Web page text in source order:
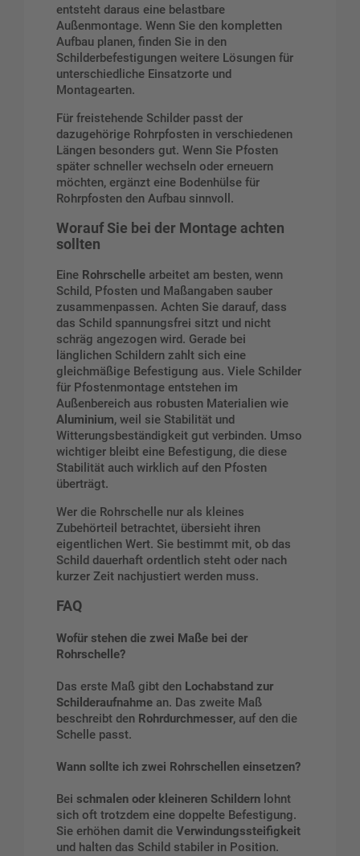
entsteht daraus eine belastbare
Außenmontage. Wenn Sie den kompletten
Aufbau planen, finden Sie in den
Schilderbefestigungen weitere Lösungen für
unterschiedliche Einsatzorte und
Montagearten.
Für freistehende Schilder passt der
dazugehörige Rohrpfosten in verschiedenen
Längen besonders gut. Wenn Sie Pfosten
später schneller wechseln oder erneuern
möchten, ergänzt eine Bodenhülse für
Rohrpfosten den Aufbau sinnvoll.
Worauf Sie bei der Montage achten
sollten
Eine Rohrschelle arbeitet am besten, wenn
Schild, Pfosten und Maßangaben sauber
zusammenpassen. Achten Sie darauf, dass
das Schild spannungsfrei sitzt und nicht
schräg angezogen wird. Gerade bei
länglichen Schildern zahlt sich eine
gleichmäßige Befestigung aus. Viele Schilder
für Pfostenmontage entstehen im
Außenbereich aus robusten Materialien wie
Aluminium, weil sie Stabilität und
Witterungsbeständigkeit gut verbinden. Umso
wichtiger bleibt eine Befestigung, die diese
Stabilität auch wirklich auf den Pfosten
überträgt.
Wer die Rohrschelle nur als kleines
Zubehörteil betrachtet, übersieht ihren
eigentlichen Wert. Sie bestimmt mit, ob das
Schild dauerhaft ordentlich steht oder nach
kurzer Zeit nachjustiert werden muss.
FAQ
Wofür stehen die zwei Maße bei der
Rohrschelle?
Das erste Maß gibt den Lochabstand zur
Schilderaufnahme an. Das zweite Maß
beschreibt den Rohrdurchmesser, auf den die
Schelle passt.
Wann sollte ich zwei Rohrschellen einsetzen?
Bei schmalen oder kleineren Schildern lohnt
sich oft trotzdem eine doppelte Befestigung.
Sie erhöhen damit die Verwindungssteifigkeit
und halten das Schild stabiler in Position.